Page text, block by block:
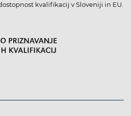
kvalifikacij v Sloveniji in EU.